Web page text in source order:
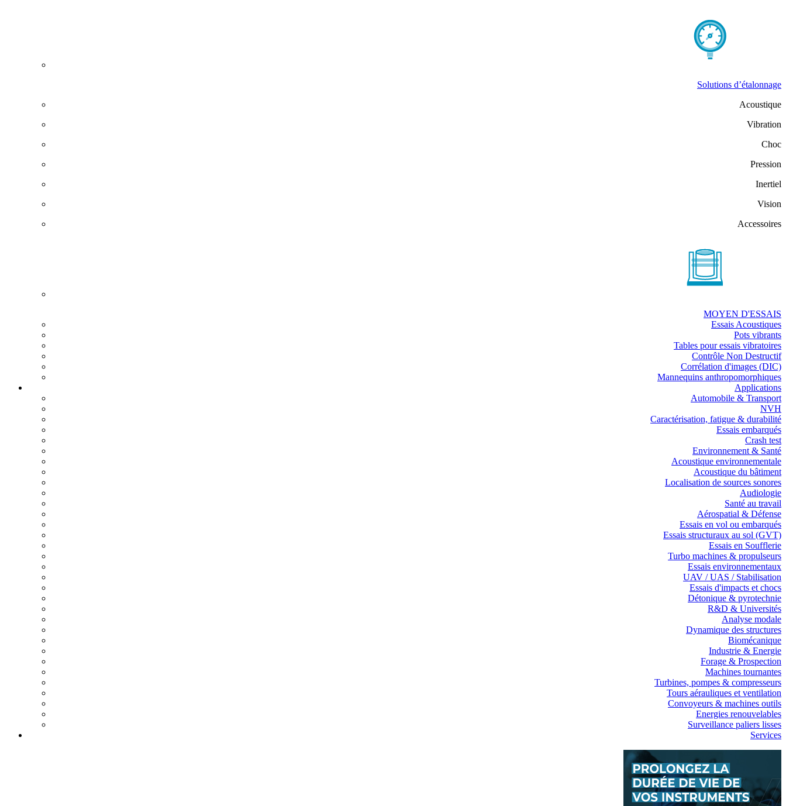
Solutions d’étalonnage
Acoustique
Vibration
Choc
Pression
Inertiel
Vision
Accessoires
MOYEN D'ESSAIS
Essais Acoustiques
Pots vibrants
Tables pour essais vibratoires
Contrôle Non Destructif
Corrélation d'images (DIC)
Mannequins anthropomorphiques
Applications
Automobile & Transport
NVH
Caractérisation, fatigue & durabilité
Essais embarqués
Crash test
Environnement & Santé
Acoustique environnementale
Acoustique du bâtiment
Localisation de sources sonores
Audiologie
Santé au travail
Aérospatial & Défense
Essais en vol ou embarqués
Essais structuraux au sol (GVT)
Essais en Soufflerie
Turbo machines & propulseurs
Essais environnementaux
UAV / UAS / Stabilisation
Essais d'impacts et chocs
Détonique & pyrotechnie
R&D & Universités
Analyse modale
Dynamique des structures
Biomécanique
Industrie & Energie
Forage & Prospection
Machines tournantes
Turbines, pompes & compresseurs
Tours aérauliques et ventilation
Convoyeurs & machines outils
Energies renouvelables
Surveillance paliers lisses
Services